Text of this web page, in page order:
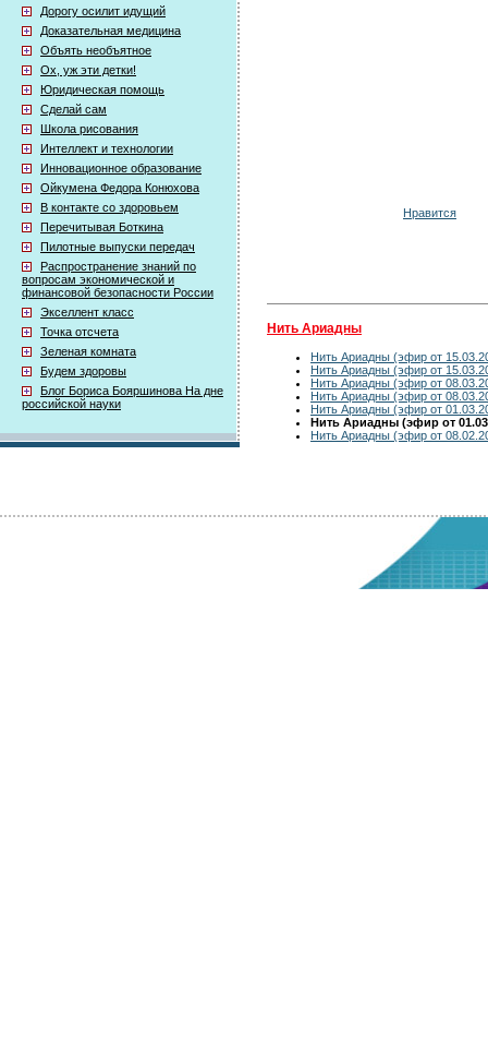
Дорогу осилит идущий
Доказательная медицина
Объять необъятное
Ох, уж эти детки!
Юридическая помощь
Сделай сам
Школа рисования
Интеллект и технологии
Инновационное образование
Ойкумена Федора Конюхова
В контакте со здоровьем
Перечитывая Боткина
Пилотные выпуски передач
Распространение знаний по
вопросам экономической и
финансовой безопасности России
Экселлент класс
Точка отсчета
Зеленая комната
Будем здоровы
Блог Бориса Бояршинова На дне
российской науки
Нравится
Нить Ариадны
Нить Ариадны (эфир от
Нить Ариадны (эфир от
Нить Ариадны (эфир от
Нить Ариадны (эфир от
Нить Ариадны (эфир от
Нить Ариадны (эфир от
Нить Ариадны (эфир от